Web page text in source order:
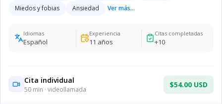
Miedos y fobias
Ansiedad Ver más...
Idiomas
Español
Experiencia
11 años
Citas completadas
+10
Cita individual
50 min · videollamada
$54.00 USD